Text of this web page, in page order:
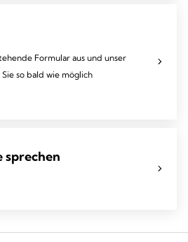
Formular aus und unser
so bald wie möglich
sprechen